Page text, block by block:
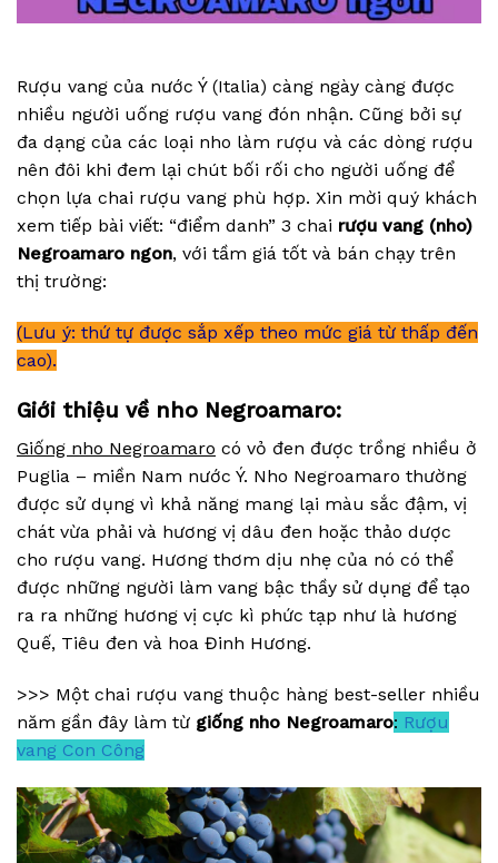
Rượu vang của nước Ý (Italia) càng ngày càng được
nhiều người uống rượu vang đón nhận. Cũng bởi sự
đa dạng của các loại nho làm rượu và các dòng rượu
nên đôi khi đem lại chút bối rối cho người uống để
chọn lựa chai rượu vang phù hợp. Xin mời quý khách
xem tiếp bài viết: “điểm danh” 3 chai rượu vang (nho)
Negroamaro ngon, với tầm giá tốt và bán chạy trên
thị trường:
(Lưu ý: thứ tự được sắp xếp theo mức giá từ thấp đến
cao).
Giới thiệu về nho Negroamaro:
Giống nho Negroamaro có vỏ đen được trồng nhiều ở
Puglia – miền Nam nước Ý. Nho Negroamaro thường
được sử dụng vì khả năng mang lại màu sắc đậm, vị
chát vừa phải và hương vị dâu đen hoặc thảo dược
cho rượu vang. Hương thơm dịu nhẹ của nó có thể
được những người làm vang bậc thầy sử dụng để tạo
ra ra những hương vị cực kì phức tạp như là hương
Quế, Tiêu đen và hoa Đinh Hương.
>>> Một chai rượu vang thuộc hàng best-seller nhiều
năm gần đây làm từ giống nho Negroamaro: Rượu
vang Con Công